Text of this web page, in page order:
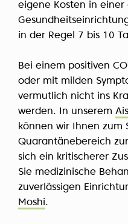
eigene Kosten in
in der Regel 7 bis 10
Bei einem positiven
oder mit milden
vermutlich nicht ins
werden. In unserem
können wir Ihnen zum
Quarantänebereich
sich ein kritischerer
Sie medizinische
zuverlässigen
Moshi.